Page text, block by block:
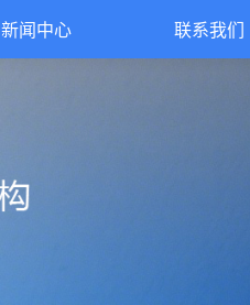
新闻中心 联系我们